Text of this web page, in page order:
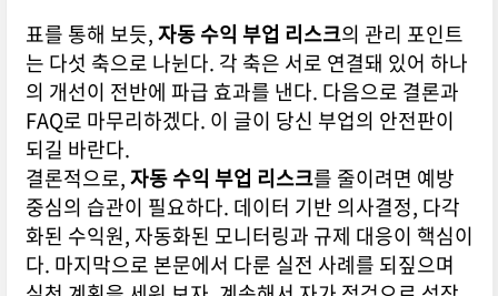
표를 통해 보듯,자동 수익 부업 리스크의 관리 포인트
는 다섯 축으로 나뉜다. 각 축은 서로 연결돼 있어 하나
의 개선이 전반에 파급 효과를 낸다. 다음으로 결론과
FAQ로 마무리하겠다. 이 글이 당신 부업의 안전판이
되길 바란다.
결론적으로,자동 수익 부업 리스크를 줄이려면 예방
중심의 습관이 필요하다. 데이터 기반 의사결정, 다각
화된 수익원, 자동화된 모니터링과 규제 대응이 핵심이
다. 마지막으로 본문에서 다룬 실전 사례를 되짚으며